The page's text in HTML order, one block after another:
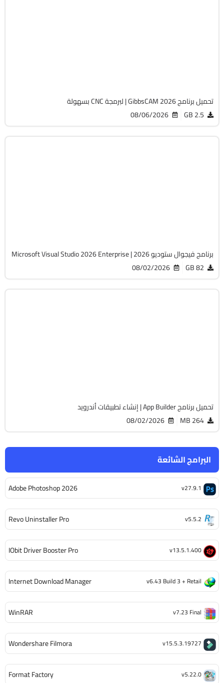
البرامج الشائعة
Adobe Photoshop 2026 v27.9.1
Revo Uninstaller Pro v5.5.2
IObit Driver Booster Pro v13.5.1.400
Internet Download Manager v6.43 Build 3 + Retail
WinRAR v7.23 Final
Wondershare Filmora v15.5.3.19727
Format Factory v5.22.0
تحميل برنامج GibbsCAM 2026 | لبرمجة CNC بسهولة
2.5 GB
08/06/2026
برنامج فيجوال ستوديو 2026 | Microsoft Visual Studio 2026 Enterprise
82 GB
08/02/2026
تحميل برنامج App Builder | إنشاء تطبيقات أندرويد
264 MB
08/02/2026